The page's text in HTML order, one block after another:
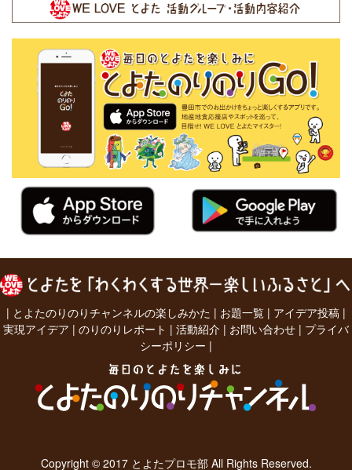
| とよたのりのりチャンネルの楽しみかた | お題一覧 | アイデア投稿 |
実現アイデア | のりのりレポート | 活動紹介 | お問い合わせ | プライバ
シーポリシー |
Copyright © 2017 とよたプロモ部 All Rights Reserved.